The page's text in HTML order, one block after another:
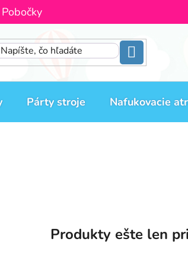
Pobočky
Párty stroje Nafukovacie
Produkty ešte len